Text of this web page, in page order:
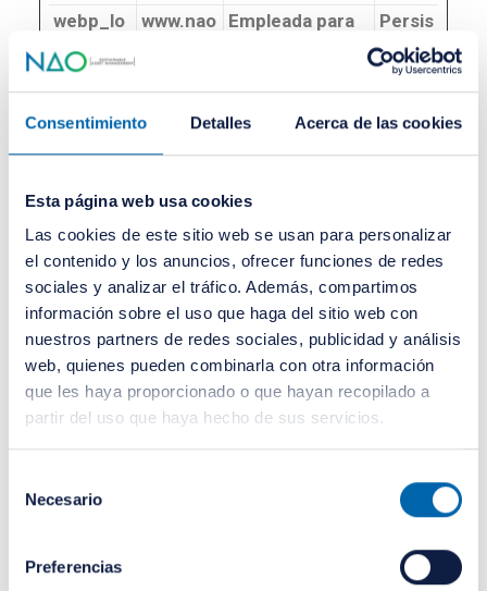
Consentimiento Detalles Acerca de las cookies
Esta página web usa cookies
Las cookies de este sitio web se usan para personalizar
el contenido y los anuncios, ofrecer funciones de redes
sociales y analizar el tráfico. Además, compartimos
información sobre el uso que haga del sitio web con
nuestros partners de redes sociales, publicidad y análisis
web, quienes pueden combinarla con otra información
que les haya proporcionado o que hayan recopilado a
partir del uso que haya hecho de sus servicios.
Necesario
Preferencias
webp_lo
upporte
d
www.nao
m
Empleada para
formato WebP
Persis
tente
ssy_sup
-
m
implementar
formato WebP
en el sitio web.
tente
wordpre
ss_test_
cookie
www.nao
-
sam.co
m
Utilizada para
comprobar si el
navegador del
usuario admite
cookies.
Sesió
n
wpEmoji
Settings
Support
s
www.nao
-
sam.co
m
Esta cookie
está asociada
con un paquete
de cookies que
Sesió
n